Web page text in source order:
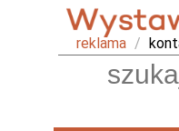
reklama /